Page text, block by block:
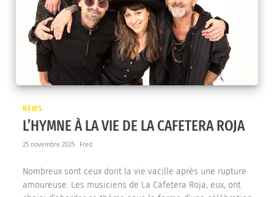
NEWS
L’HYMNE À LA VIE DE LA CAFETERA ROJA
25 novembre 2025 Fred
Nombreux sont ceux dont la vie vacille après une rupture
amoureuse. Les musiciens de La Cafetera Roja, eux, ont